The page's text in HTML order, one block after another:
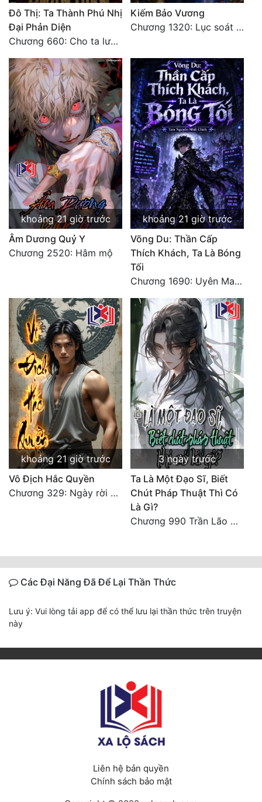
Đam Mỹ
Đẹp
Đẹp Hiệp
Tính Cách Nhân Vật :
Cơ Trí
Sát Phạt Quyết Đoán
Vô Sỉ
Điềm Đạm
Đô Thị: Ta Thành Phú Nhị
Đại Phản Diện
Chương 660: Cho ta lưu lại
Kiếm Bảo Vương
Chương 1320: Lục soát cho ta!
khoảng 21 giờ trước
Âm Dương Quỷ Y
Chương 2520: Hâm mộ
khoảng 21 giờ trước
Võng Du: Thần Cấp
Thích Khách, Ta Là Bóng
Tối
Chương 1690: Uyên Ma Văn Minh, Polla Barbie!
khoảng 21 giờ trước
Vô Địch Hắc Quyền
Chương 329: Ngày rời khỏi võ lâm (18)
3 ngày trước
Ta Là Một Đạo Sĩ, Biết
Chút Pháp Thuật Thì Có
Là Gì?
Chương 990 Trần Lão Ma Đắt Hàng
Các Đại Năng Đã Để Lại Thần Thức
Lưu ý: Vui lòng tải app để có thể lưu lại thần thức trên truyện
này
Liên hệ bản quyền
Chính sách bảo mật